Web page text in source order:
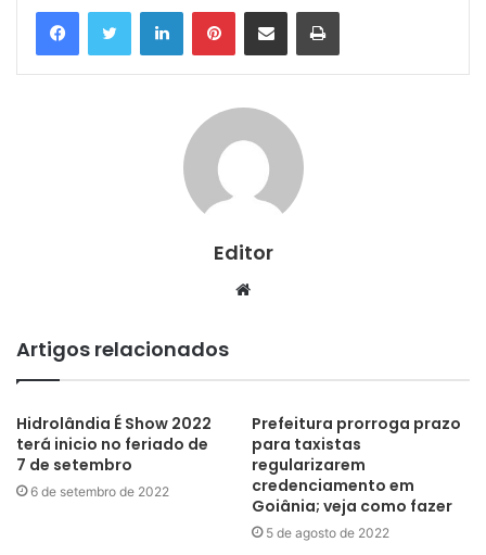
LinkedinPinterestCompartilhar via e-mail Imprimir
Editor
Website
Artigos relacionados
Hidrolândia É Show 2022
terá inicio no feriado de
7 de setembro
6 de setembro de 2022
Prefeitura prorroga prazo
para taxistas
regularizarem
credenciamento em
Goiânia; veja como fazer
5 de agosto de 2022